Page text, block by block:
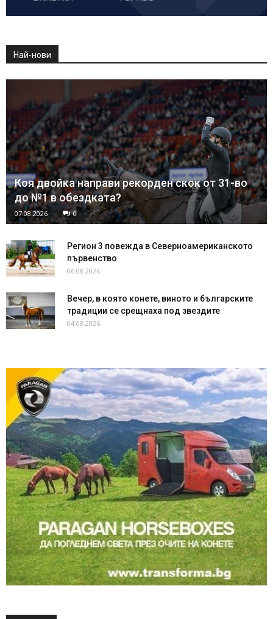
Най-нови
Коя двойка направи рекорден скок от 31-во
до №1 в обездката?
07.08.2026 0
Регион 3 повежда в Северноамериканското
първенство
06.08.2026
Вечер, в която конете, виното и българските
традиции се срещнаха под звездите
04.08.2026